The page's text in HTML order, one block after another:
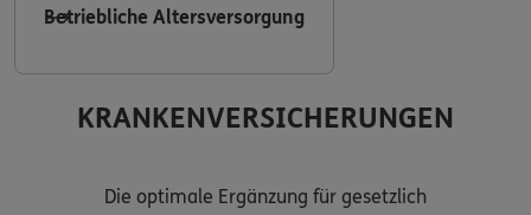
Betriebliche Altersversorgung
KRANKENVERSICHERUNGEN
Die optimale Ergänzung für gesetzlich